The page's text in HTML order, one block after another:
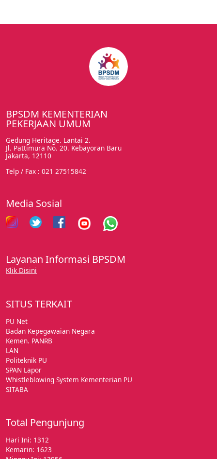
BPSDM KEMENTERIAN
PEKERJAAN UMUM
Gedung Heritage. Lantai 2.
Jl. Pattimura No. 20. Kebayoran Baru
Jakarta, 12110
Telp / Fax : 021 27515842
Media Sosial
Layanan Informasi BPSDM
Klik Disini
SITUS TERKAIT
PU Net
Badan Kepegawaian Negara
Kemen. PANRB
LAN
Politeknik PU
SPAN Lapor
Whistleblowing System Kementerian PU
SITABA
Total Pengunjung
Hari Ini: 1312
Kemarin: 1623